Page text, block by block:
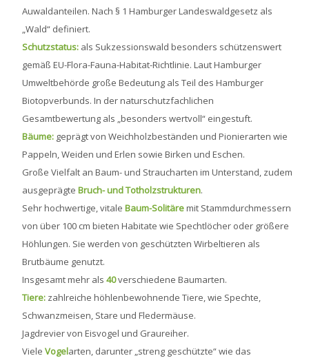
Auwaldanteilen. Nach § 1 Hamburger Landeswaldgesetz als
„Wald“ definiert.
Schutzstatus: als Sukzessionswald besonders schützenswert
gemäß EU-Flora-Fauna-Habitat-Richtlinie. Laut Hamburger
Umweltbehörde große Bedeutung als Teil des Hamburger
Biotopverbunds. In der naturschutzfachlichen
Gesamtbewertung als „besonders wertvoll“ eingestuft.
Bäume: geprägt von Weichholzbeständen und Pionierarten wie
Pappeln, Weiden und Erlen sowie Birken und Eschen.
Große Vielfalt an Baum- und Straucharten im Unterstand, zudem
ausgeprägteBruch- und Totholzstrukturen.
Sehr hochwertige, vitaleBaum-Solitäremit Stammdurchmessern
von über 100 cm bieten Habitate wie Spechtlöcher oder größere
Höhlungen. Sie werden von geschützten Wirbeltieren als
Brutbäume genutzt.
Insgesamt mehr als40verschiedene Baumarten.
Tiere: zahlreiche höhlenbewohnende Tiere, wie Spechte,
Schwanzmeisen, Stare und Fledermäuse.
Jagdrevier von Eisvogel und Graureiher.
VieleVogelarten, darunter „streng geschützte“ wie das